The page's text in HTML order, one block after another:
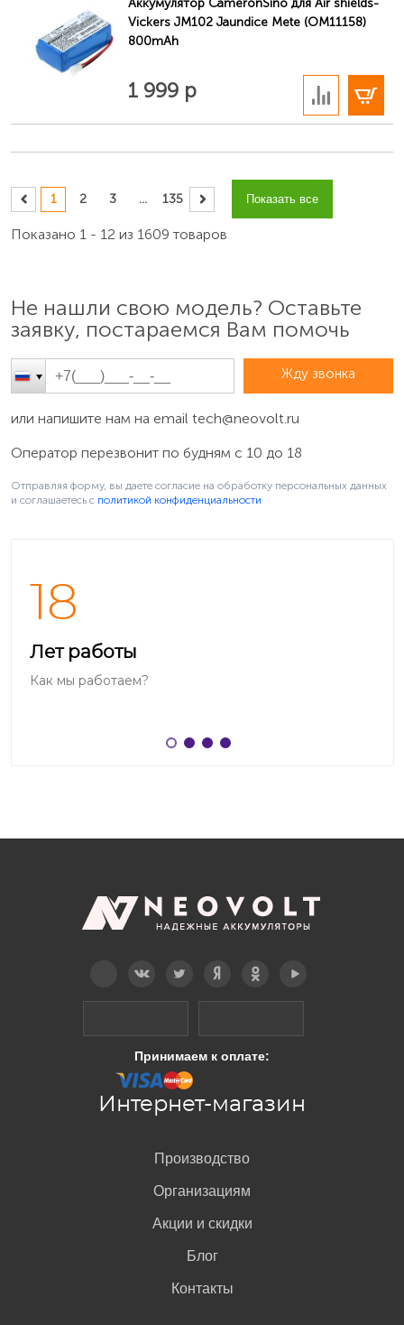
Аккумулятор CameronSino для Air shields-
Vickers JM102 Jaundice Mete (OM11158)
800mAh
1 999 р
Показать все
1 2 3 ... 135
Показано 1 - 12 из 1609 товаров
Не нашли свою модель? Оставьте
заявку, постараемся Вам помочь
Жду звонка
или напишите нам на email tech@neovolt.ru
Оператор перезвонит по будням с 10 до 18
Отправляя форму, вы даете согласие на обработку персональных данных
и соглашаетесь c политикой конфиденциальности
18
Лет работы
Как мы работаем?
Принимаем к оплате:
Интернет-магазин
Производство
Организациям
Акции и скидки
Блог
Контакты